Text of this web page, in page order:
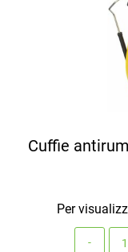
Cuffie
Per